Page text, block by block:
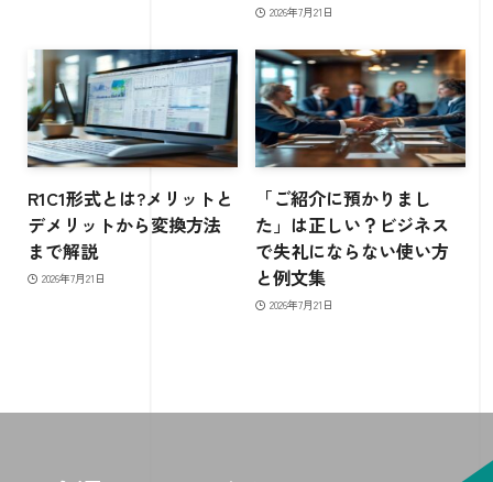
2026年7月21日
R1C1形式とは?メリットと
デメリットから変換方法
まで解説
2026年7月21日
「ご紹介に預かりまし
た」は正しい？ビジネス
で失礼にならない使い方
と例文集
2026年7月21日